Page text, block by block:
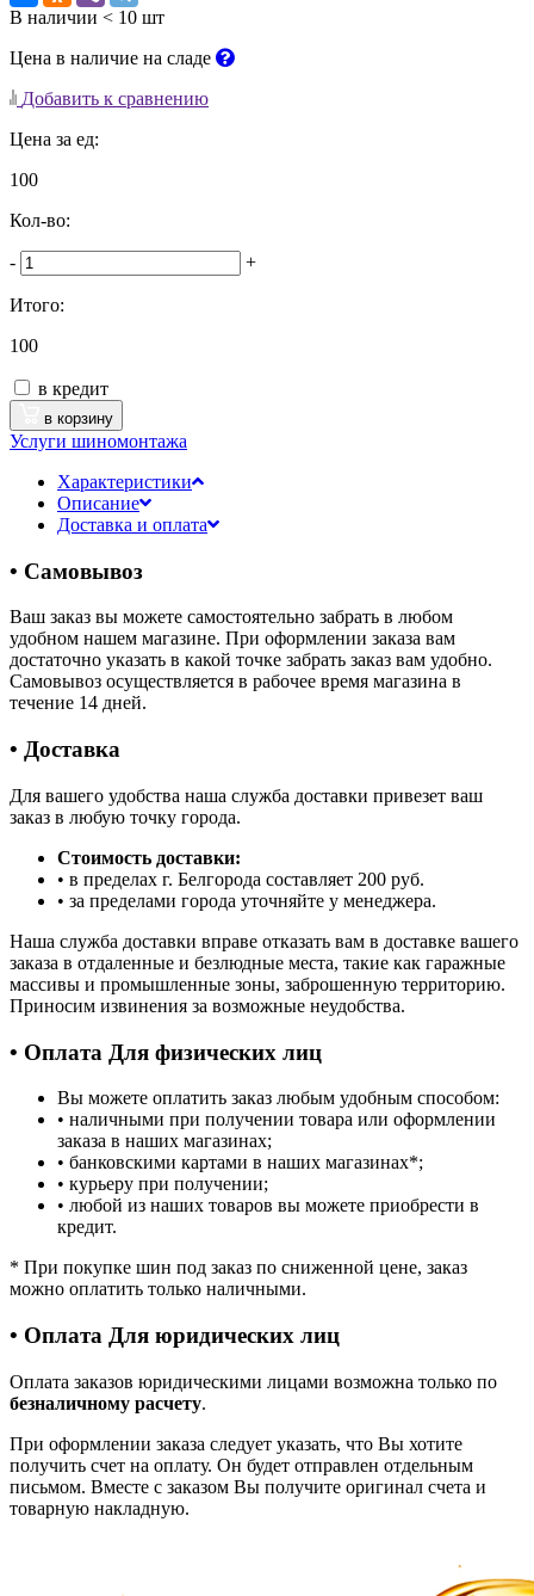
В наличии < 10 шт
Цена в наличие на сладе
Добавить к сравнению
Цена за ед:
100
Кол-во:
- +
Итого:
100
в кредит
в корзину
Услуги шиномонтажа
Характеристики
Описание
Доставка и оплата
• Самовывоз
Ваш заказ вы можете самостоятельно забрать в любом
удобном нашем магазине. При оформлении заказа вам
достаточно указать в какой точке забрать заказ вам удобно.
Самовывоз осуществляется в рабочее время магазина в
течение 14 дней.
• Доставка
Для вашего удобства наша служба доставки привезет ваш
заказ в любую точку города.
Стоимость доставки:
• в пределах г. Белгорода составляет 200 руб.
• за пределами города уточняйте у менеджера.
Наша служба доставки вправе отказать вам в доставке вашего
заказа в отдаленные и безлюдные места, такие как гаражные
массивы и промышленные зоны, заброшенную территорию.
Приносим извинения за возможные неудобства.
• Оплата Для физических лиц
Вы можете оплатить заказ любым удобным способом:
• наличными при получении товара или оформлении
заказа в наших магазинах;
• банковскими картами в наших магазинах*;
• курьеру при получении;
• любой из наших товаров вы можете приобрести в
кредит.
* При покупке шин под заказ по сниженной цене, заказ
можно оплатить только наличными.
• Оплата Для юридических лиц
Оплата заказов юридическими лицами возможна только по
безналичному расчету.
При оформлении заказа следует указать, что Вы хотите
получить счет на оплату. Он будет отправлен отдельным
письмом. Вместе с заказом Вы получите оригинал счета и
товарную накладную.